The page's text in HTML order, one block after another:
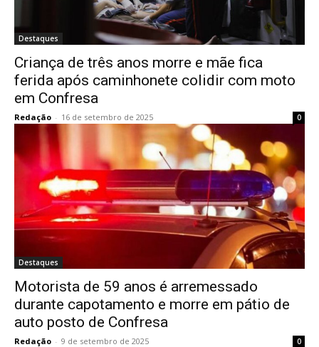
Destaques
Criança de três anos morre e mãe fica
ferida após caminhonete colidir com moto
em Confresa
Redação - 16 de setembro de 2025 0
Destaques
Motorista de 59 anos é arremessado
durante capotamento e morre em pátio de
auto posto de Confresa
Redação - 9 de setembro de 2025 0